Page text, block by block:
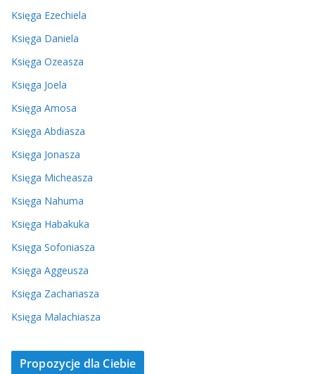
Księga Ezechiela
Księga Daniela
Księga Ozeasza
Księga Joela
Księga Amosa
Księga Abdiasza
Księga Jonasza
Księga Micheasza
Księga Nahuma
Księga Habakuka
Księga Sofoniasza
Księga Aggeusza
Księga Zachariasza
Księga Malachiasza
Propozycje dla Ciebie